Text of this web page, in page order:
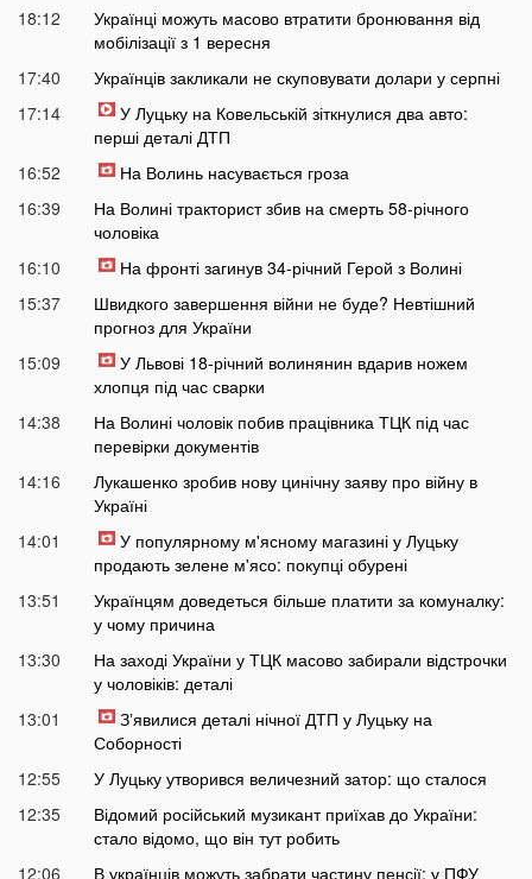
18:12
Українці можуть масово втратити бронювання від
мобілізації з 1 вересня
17:40
Українців закликали не скуповувати долари у серпні
17:14
У Луцьку на Ковельській зіткнулися два авто:
перші деталі ДТП
16:52
На Волинь насувається гроза
16:39
На Волині тракторист збив на смерть 58-річного
чоловіка
16:10
На фронті загинув 34-річний Герой з Волині
15:37
Швидкого завершення війни не буде? Невтішний
прогноз для України
15:09
У Львові 18-річний волинянин вдарив ножем
хлопця під час сварки
14:38
На Волині чоловік побив працівника ТЦК під час
перевірки документів
14:16
Лукашенко зробив нову цинічну заяву про війну в
Україні
14:01
У популярному м'ясному магазині у Луцьку
продають зелене м'ясо: покупці обурені
13:51
Українцям доведеться більше платити за комуналку:
у чому причина
13:30
На заході України у ТЦК масово забирали відстрочки
у чоловіків: деталі
13:01
Зʼявилися деталі нічної ДТП у Луцьку на
Соборності
12:55
У Луцьку утворився величезний затор: що сталося
12:35
Відомий російський музикант приїхав до України:
стало відомо, що він тут робить
12:06
В українців можуть забрати частину пенсії: у ПФУ